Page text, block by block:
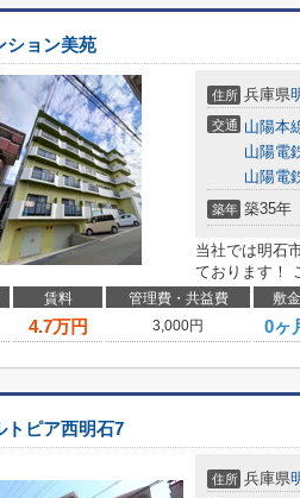
ション美苑
住所 兵庫県
交通 山陽本
山陽電
山陽電
築年 築35年
当社では明石
ております！
賃料 管理費・共益費 敷金
4.7万円 3,000円 0ヶ
トピア西明石7
住所 兵庫県